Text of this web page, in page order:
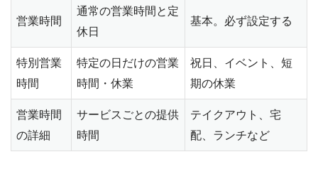
営業時間
通常の営業時間と定
休日
基本。必ず設定する
特別営業
時間
特定の日だけの営業
時間・休業
祝日、イベント、短
期の休業
営業時間
の詳細
サービスごとの提供
時間
テイクアウト、宅
配、ランチなど